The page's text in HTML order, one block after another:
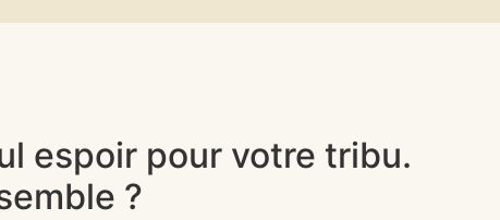
espoir pour votre tribu.
?